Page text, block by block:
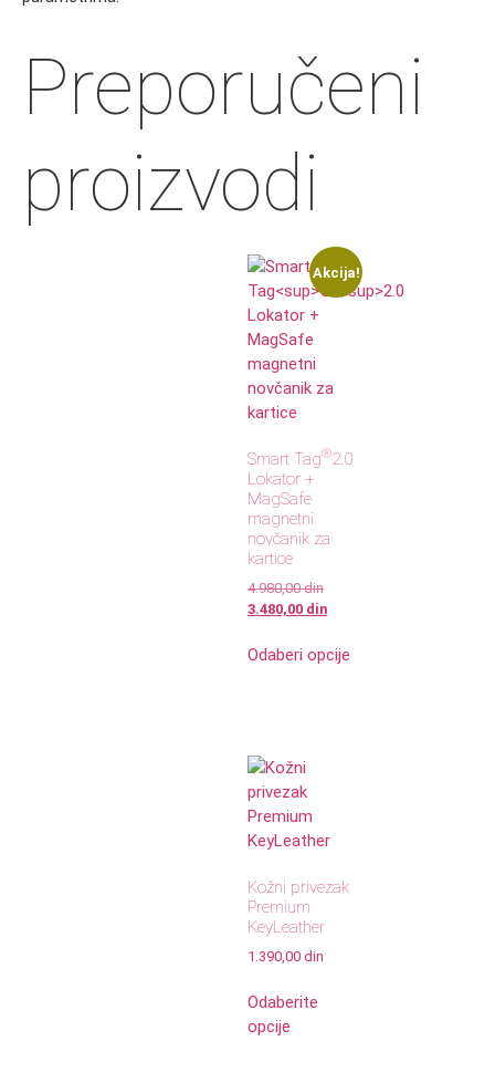
Preporučeni
proizvodi
Akcija!
Smart Tag®2.0
Lokator +
MagSafe
magnetni
novčanik za
kartice
4.980,00din
3.480,00 din
Odaberi opcije
Kožni privezak
Premium
KeyLeather
1.390,00 din
Odaberite
opcije